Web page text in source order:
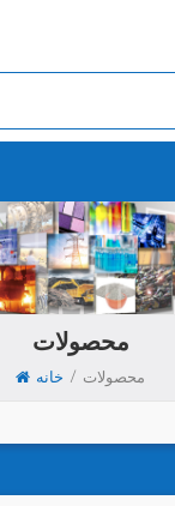
محصولات
خانه / محصولات